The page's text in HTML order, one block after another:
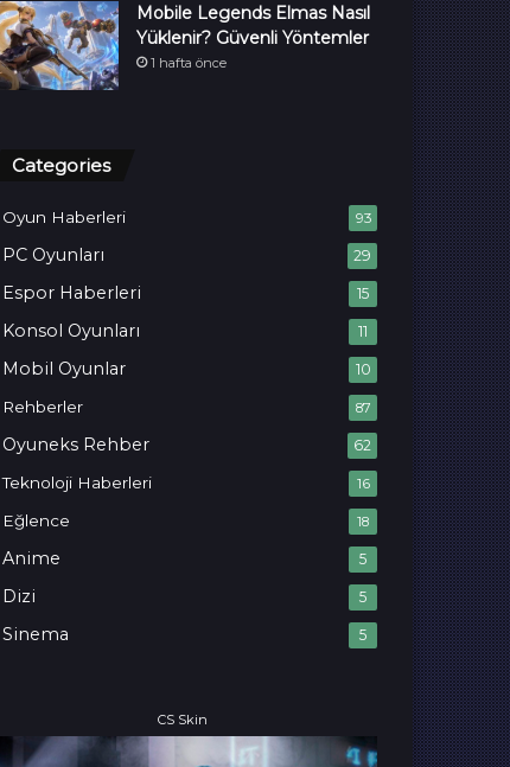
Mobile Legends Elmas Nasıl
Yüklenir? Güvenli Yöntemler
1 hafta önce
Categories
Oyun Haberleri 93
PC Oyunları 29
Espor Haberleri 15
Konsol Oyunları 11
Mobil Oyunlar 10
Rehberler 87
Oyuneks Rehber 62
Teknoloji Haberleri 16
Eğlence 18
Anime 5
Dizi 5
Sinema 5
CS Skin